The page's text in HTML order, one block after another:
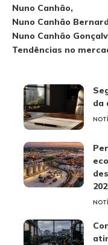
Nuno Canhão
Nuno Canhão
Nuno Canhão
Tendências no
da